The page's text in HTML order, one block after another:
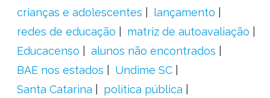
crianças e adolescentes
lançamento
redes de educação
matriz de autoavaliação
Educacenso
alunos não encontrados
BAE nos estados
Undime SC
Santa Catarina
política pública